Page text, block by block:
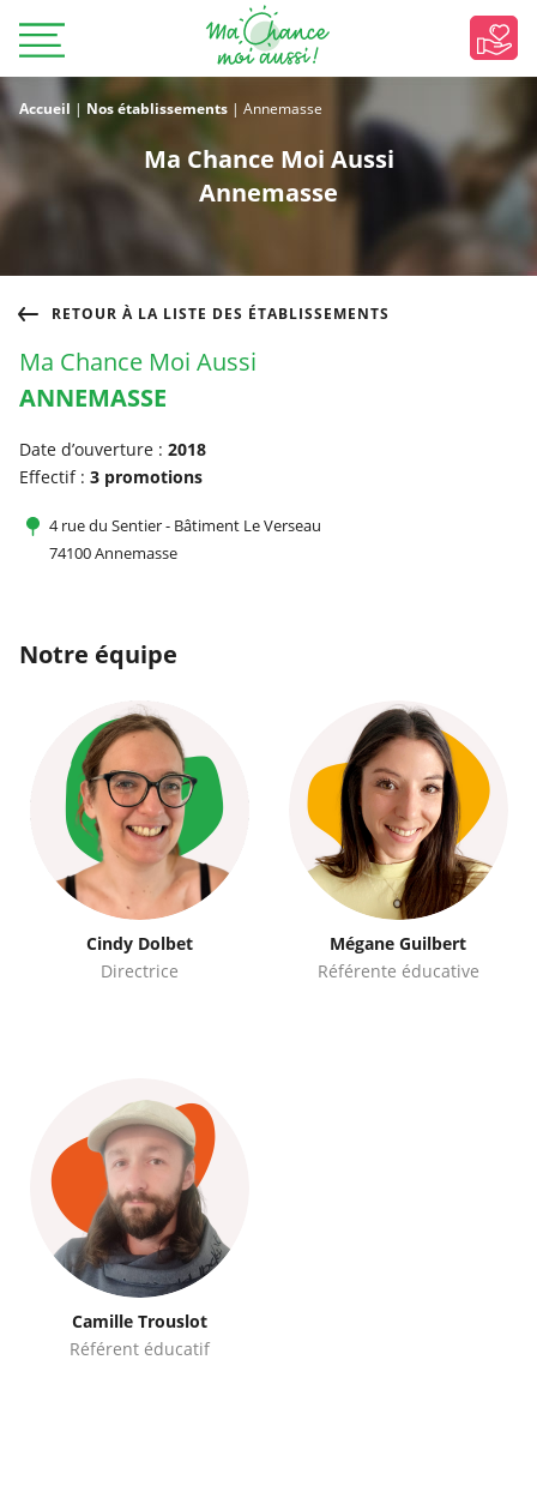
Accueil | Nos établissements | Annemasse
Ma Chance Moi Aussi
Annemasse
RETOUR À LA LISTE DES ÉTABLISSEMENTS
Ma Chance Moi Aussi
ANNEMASSE
Date d’ouverture : 2018
Effectif : 3 promotions
4 rue du Sentier - Bâtiment Le Verseau
74100 Annemasse
Notre équipe
Cindy Dolbet
Directrice
Mégane Guilbert
Référente éducative
Camille Trouslot
Référent éducatif